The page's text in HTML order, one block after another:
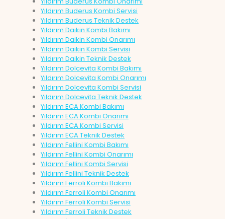
Yıldırım Buderus Kombi Servisi
Yıldırım Buderus Teknik Destek
Yıldırım Daikin Kombi Bakımı
Yıldırım Daikin Kombi Onarımı
Yıldırım Daikin Kombi Servisi
Yıldırım Daikin Teknik Destek
Yıldırım Dolcevita Kombi Bakımı
Yıldırım Dolcevita Kombi Onarımı
Yıldırım Dolcevita Kombi Servisi
Yıldırım Dolcevita Teknik Destek
Yıldırım ECA Kombi Bakımı
Yıldırım ECA Kombi Onarımı
Yıldırım ECA Kombi Servisi
Yıldırım ECA Teknik Destek
Yıldırım Fellini Kombi Bakımı
Yıldırım Fellini Kombi Onarımı
Yıldırım Fellini Kombi Servisi
Yıldırım Fellini Teknik Destek
Yıldırım Ferroli Kombi Bakımı
Yıldırım Ferroli Kombi Onarımı
Yıldırım Ferroli Kombi Servisi
Yıldırım Ferroli Teknik Destek